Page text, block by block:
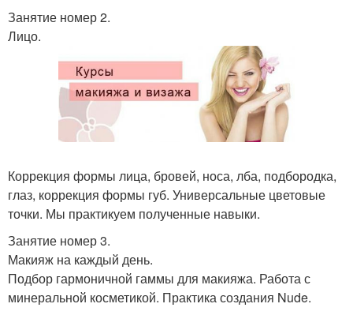
Занятие номер 2.
Лицо.
Коррекция формы лица, бровей, носа, лба, подбородка,
глаз, коррекция формы губ. Универсальные цветовые
точки. Мы практикуем полученные навыки.
Занятие номер 3.
Макияж на каждый день.
Подбор гармоничной гаммы для макияжа. Работа с
минеральной косметикой. Практика создания Nude.